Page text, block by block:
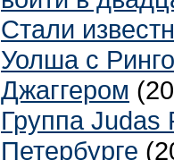
Стали
Уолша с
Джаггером
Группа Judas
Петербурге